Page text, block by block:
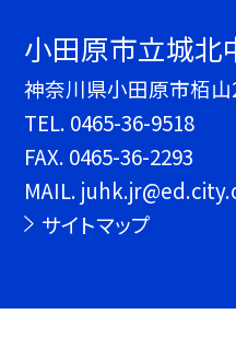
小田原市立城北
神奈川県小田原市栢
TEL. 0465-36-9518
FAX. 0465-36-2293
MAIL.
サイトマップ